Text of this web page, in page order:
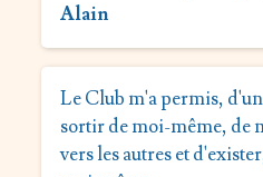
Alain
Le Club m'a permis,
sortir de moi-même, de
vers les autres et